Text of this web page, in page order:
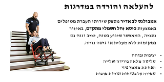
להעלאה והורדה במדרגות
אמבולנס לב אדיר מספק שירותי העברת מטופלים
באמצעות כיסא זחל חשמלי מתקדם, באיזור
נתניה , המאפשר שינוע בטוח, יציב ונוח גם
במקומות ללא מעלית או גישה נוחה.
יציבות גבוהה
שליטה מלאה בירידה ועלייה
הפחתת מאמץ פיזי
שמירה על בטיחות ונוחות מרבית